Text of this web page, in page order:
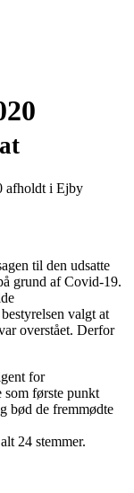
afholdt i Ejby
til den udsatte
grund af Covid-19.
valgt at
overstået. Derfor
for
som første punkt
bød de fremmødte
24 stemmer.